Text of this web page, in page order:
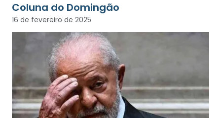
Coluna do Domingão
16 de fevereiro de 2025